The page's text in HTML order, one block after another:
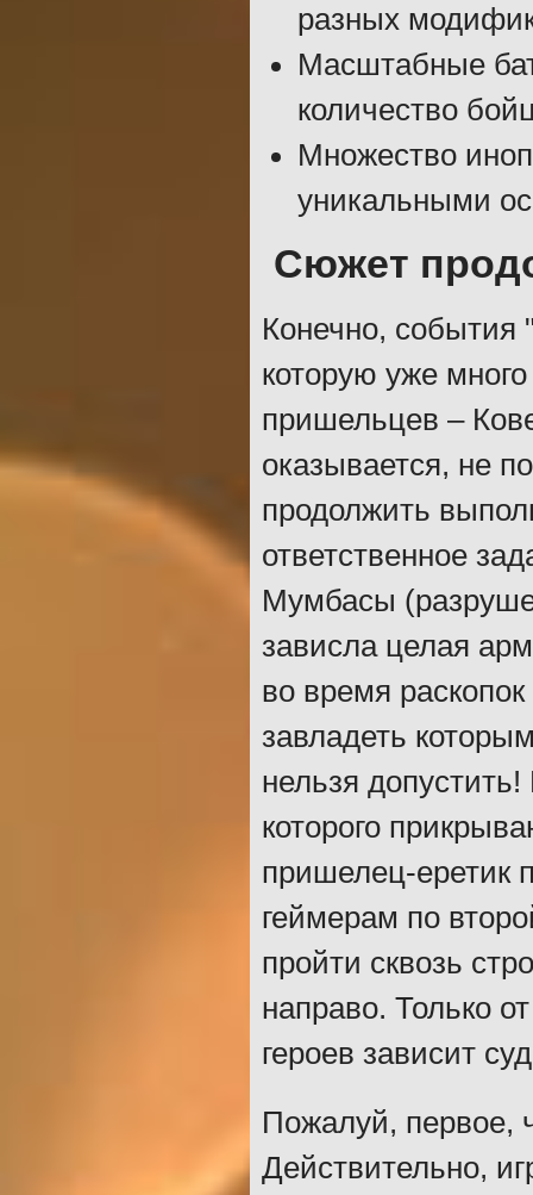
разных
Масштабные
количество
Множество
уникальными
Сюжет
Конечно, события
которую уже
пришельцев –
оказывается, не
продолжить
ответственное
Мумбасы
зависла целая
во время
завладеть
нельзя
которого
пришелец-еретик
геймерам по
пройти сквозь
направо. Только
героев зависит
Пожалуй, первое,
Действительно,